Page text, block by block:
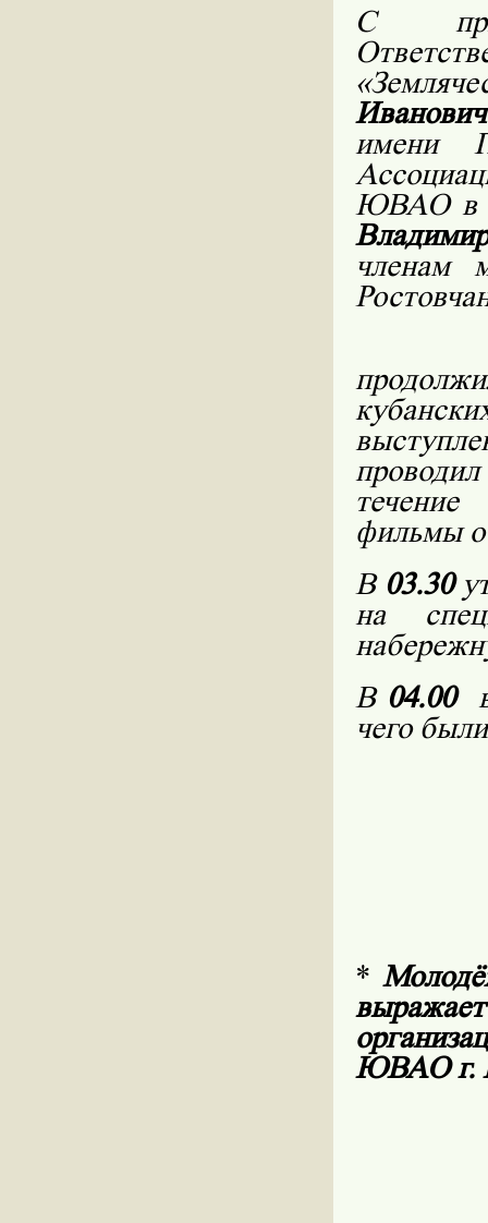
С
имени
ЮВАО в
членам
течение
фильмы о
В 03.30
на
В 04.00
чего
*
ЮВАО г.